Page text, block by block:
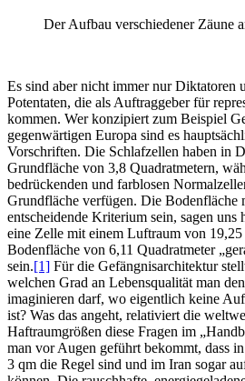
Der Aufbau verschiedener Zäune
Es sind aber nicht immer nur Diktatoren
Potentaten, die als Auftraggeber für
kommen. Wer konzipiert zum Beispiel
gegenwärtigen Europa sind es
Vorschriften. Die Schlafzellen haben in
Grundfläche von 3,8 Quadratmetern,
bedrückenden und farblosen
Grundfläche verfügen. Die Bodenfläche
entscheidende Kriterium sein, sagen uns
eine Zelle mit einem Luftraum von
Bodenfläche von 6,11 Quadratmeter
sein.[1] Für die Gefängnisarchitektur
welchen Grad an Lebensqualität man
imaginieren darf, wo eigentlich keine
ist? Was das angeht, relativiert die
Haftraumgrößen diese Fragen im
man vor Augen geführt bekommt, dass
3 qm die Regel sind und im Iran sogar